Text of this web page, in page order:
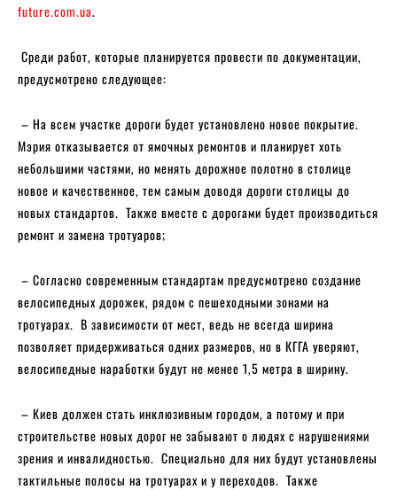
future.com.ua.
Среди работ, которые планируется провести по документации,
предусмотрено следующее:
– На всем участке дороги будет установлено новое покрытие.
Мэрия отказывается от ямочных ремонтов и планирует хоть
небольшими частями, но менять дорожное полотно в столице
новое и качественное, тем самым доводя дороги столицы до
новых стандартов. Также вместе с дорогами будет производиться
ремонт и замена тротуаров;
– Согласно современным стандартам предусмотрено создание
велосипедных дорожек, рядом с пешеходными зонами на
тротуарах. В зависимости от мест, ведь не всегда ширина
позволяет придерживаться одних размеров, но в КГГА уверяют,
велосипедные наработки будут не менее 1,5 метра в ширину.
– Киев должен стать инклюзивным городом, а потому и при
строительстве новых дорог не забывают о людях с нарушениями
зрения и инвалидностью. Специально для них будут установлены
тактильные полосы на тротуарах и у переходов. Также